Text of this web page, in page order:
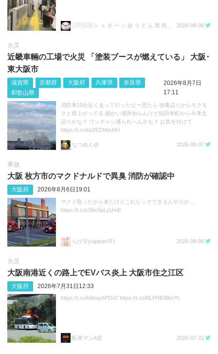
2026-08-08
火災
近畿車輛の工場で火災 「塗装ブースが燃えている」 大阪･
東大阪市
滋賀県 京都府 大阪府 兵庫県
奈良県
和歌山県
2026年8月7日
17:11
消防車10台近く走って行ったなー思たら 徳庵辺りからモクモ
クと煙上がってる 細かい場所知らんけど稲田本町から今津北
辺りかな？ ワンチャン通られへんかも？ お気を付けて
https://t.co/niJRZWbsHH
なつめん@ 2026-08-07
事故
大阪 枚方市のマクドナルドで異臭 消防が確認中
大阪府 2026年8月6日19:01
マクド取ったから来たけどこれピックできるんやろか…
https://t.co/JMxSpLyUmE
らぴ🐰(rapisan🐰) 2026-08-06
火災
大阪南港近くの路上でEVバス炎上 大阪市住之江区
大阪府 2026年7月31日12:33
https://t.co/h8nay5POd7 https://t.co/BLPHE4Bm7h
配車マンA君 2026-07-31